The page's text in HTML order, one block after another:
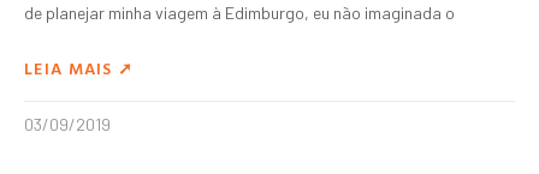
de planejar minha viagem à Edimburgo, eu não imaginada o
LEIA MAIS ➚
03/09/2019